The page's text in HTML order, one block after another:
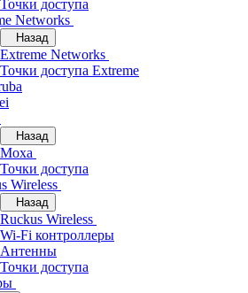
Точки доступа
Networks
Назад
Extreme Networks
Точки доступа Extreme
Назад
Moxa
Точки доступа
Wireless
Назад
Ruckus Wireless
Wi-Fi контроллеры
Антенны
Точки доступа